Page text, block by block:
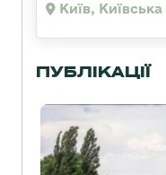
Київ,
ПУБЛІКАЦІЇ